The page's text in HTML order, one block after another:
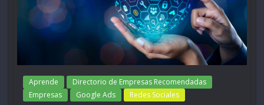
Aprende
Directorio de Empresas Recomendadas
Empresas
Google Ads Redes Sociales